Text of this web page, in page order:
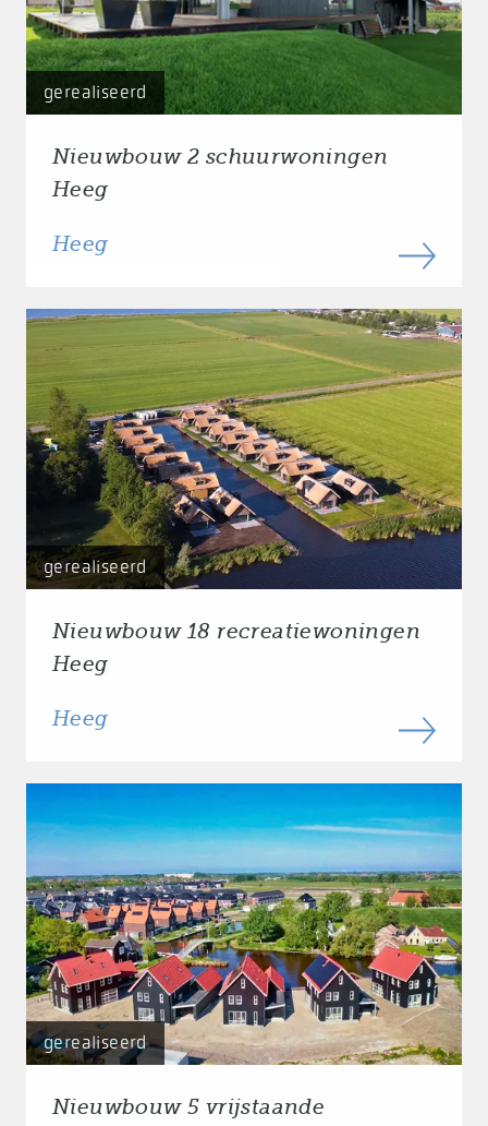
gerealiseerd
Nieuwbouw 2 schuurwoningen
Heeg
Heeg
gerealiseerd
Nieuwbouw 18 recreatiewoningen
Heeg
Heeg
gerealiseerd
Nieuwbouw 5 vrijstaande